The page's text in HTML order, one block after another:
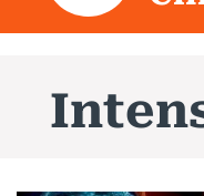
Programas Radio